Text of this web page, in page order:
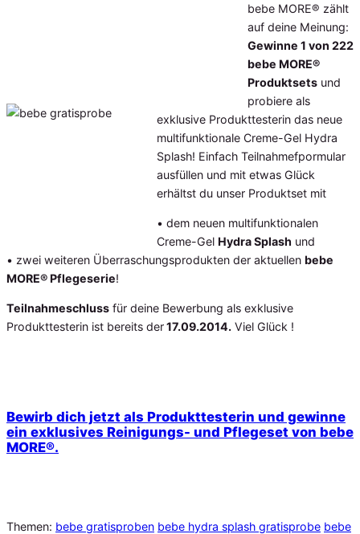
bebe MORE® zählt
auf deine Meinung:
Gewinne 1 von 222
bebe MORE®
Produktsets und
probiere als
exklusive Produkttesterin das neue
multifunktionale Creme-Gel Hydra
Splash! Einfach Teilnahmefpormular
ausfüllen und mit etwas Glück
erhältst du unser Produktset mit
• dem neuen multifunktionalen
Creme-Gel Hydra Splash und
• zwei weiteren Überraschungsprodukten der aktuellen bebe
MORE® Pflegeserie!
Teilnahmeschluss für deine Bewerbung als exklusive
Produkttesterin ist bereits der17.09.2014. Viel Glück !
Bewirb dich jetzt als Produkttesterin und gewinne
ein exklusives Reinigungs- und Pflegeset von bebe
MORE®.
Themen: bebe gratisproben bebe hydra splash gratisprobe bebe